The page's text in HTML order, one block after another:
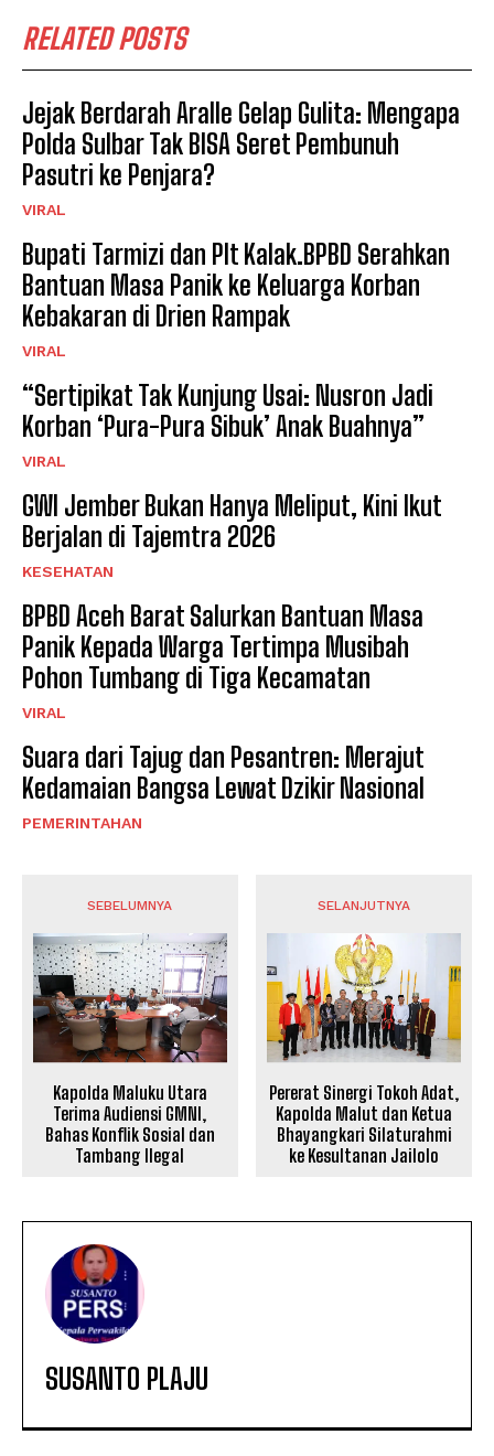
RELATED POSTS
Jejak Berdarah Aralle Gelap Gulita: Mengapa
Polda Sulbar Tak BISA Seret Pembunuh
Pasutri ke Penjara?
VIRAL
Bupati Tarmizi dan Plt Kalak.BPBD Serahkan
Bantuan Masa Panik ke Keluarga Korban
Kebakaran di Drien Rampak
VIRAL
“Sertipikat Tak Kunjung Usai: Nusron Jadi
Korban ‘Pura-Pura Sibuk’ Anak Buahnya”
VIRAL
GWI Jember Bukan Hanya Meliput, Kini Ikut
Berjalan di Tajemtra 2026
KESEHATAN
BPBD Aceh Barat Salurkan Bantuan Masa
Panik Kepada Warga Tertimpa Musibah
Pohon Tumbang di Tiga Kecamatan
VIRAL
Suara dari Tajug dan Pesantren: Merajut
Kedamaian Bangsa Lewat Dzikir Nasional
PEMERINTAHAN
SEBELUMNYA
Kapolda Maluku Utara
Terima Audiensi GMNI,
Bahas Konflik Sosial dan
Tambang Ilegal
SELANJUTNYA
Pererat Sinergi Tokoh Adat,
Kapolda Malut dan Ketua
Bhayangkari Silaturahmi
ke Kesultanan Jailolo
SUSANTO PLAJU